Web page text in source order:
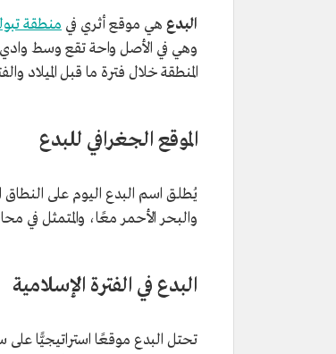
البدع هي موقع أثري في منطقة
وهي في الأصل واحة تقع وسط وادي
المنطقة خلال فترة ما قبل الميلاد
الموقع الجغرافي للبدع
يُطلق اسم البدع اليوم على
والبحر الأحمر معًا، والمتمثل في
البدع في الفترة الإسلامية
تحتل البدع موقعًا استراتيجيًّا